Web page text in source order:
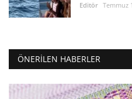
Editör Temmuz
ÖNERILEN HABERLER